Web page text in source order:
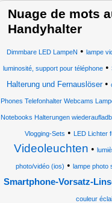
Nuage de mots
Handyhalter
Dimmbare LED LampeN • lampe
luminosité, support pour téléphone •
Halterung und Fernauslöser•
Phones Telefonhalter Webcams
Notebooks Halterungen
Vlogging-Sets • LED Lichter
Videoleuchten •
photo/vidéo (ios) • lampe photo
Smartphone-Vorsatz-
couleur